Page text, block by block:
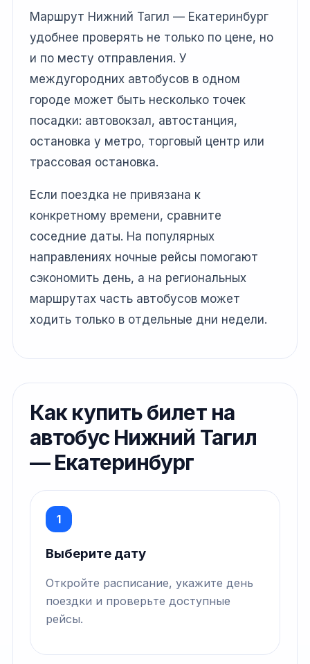
Маршрут Нижний Тагил — Екатеринбург
удобнее проверять не только по цене, но
и по месту отправления. У
междугородних автобусов в одном
городе может быть несколько точек
посадки: автовокзал, автостанция,
остановка у метро, торговый центр или
трассовая остановка.
Если поездка не привязана к
конкретному времени, сравните
соседние даты. На популярных
направлениях ночные рейсы помогают
сэкономить день, а на региональных
маршрутах часть автобусов может
ходить только в отдельные дни недели.
Как купить билет на
автобус Нижний Тагил
— Екатеринбург
1
Выберите дату
Откройте расписание, укажите день
поездки и проверьте доступные
рейсы.